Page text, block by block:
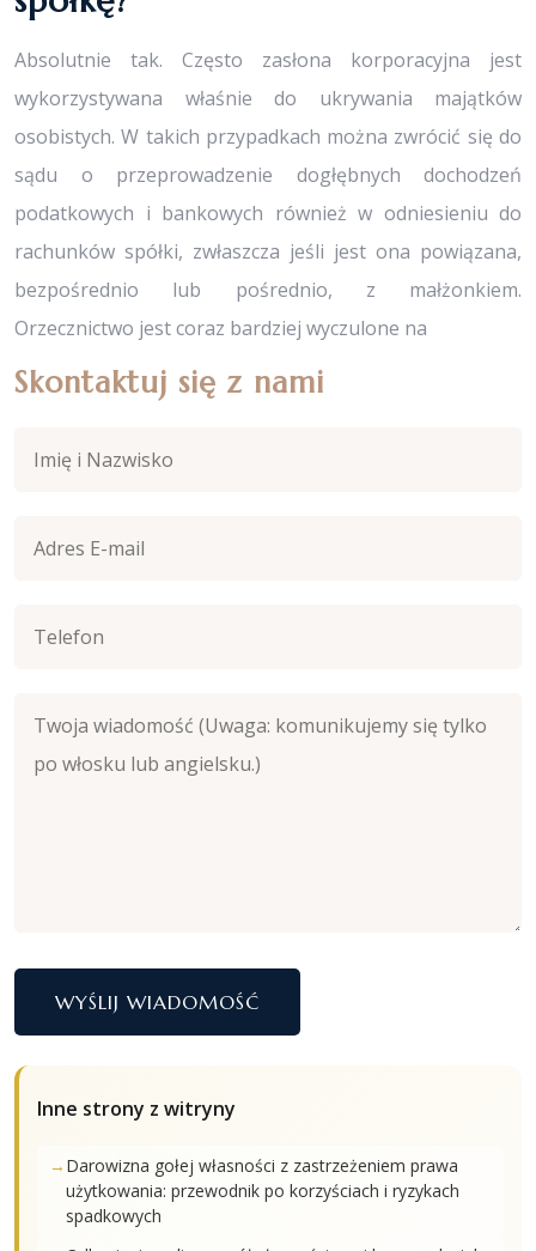
Absolutnie tak. Często zasłona korporacyjna jest
wykorzystywana właśnie do ukrywania majątków
osobistych. W takich przypadkach można zwrócić się do
sądu o przeprowadzenie dogłębnych dochodzeń
podatkowych i bankowych również w odniesieniu do
rachunków spółki, zwłaszcza jeśli jest ona powiązana,
bezpośrednio lub pośrednio, z małżonkiem.
Orzecznictwo jest coraz bardziej wyczulone na
Skontaktuj się z nami
WYŚLIJ WIADOMOŚĆ
Inne strony z witryny
Darowizna gołej własności z zastrzeżeniem prawa
użytkowania: przewodnik po korzyściach i ryzykach
spadkowych